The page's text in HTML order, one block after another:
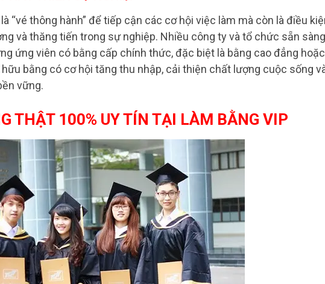
“vé thông hành” để tiếp cận các cơ hội việc làm mà còn là điều
và thăng tiến trong sự nghiệp. Nhiều công ty và tổ chức sẵn sàng
ứng viên có bằng cấp chính thức, đặc biệt là bằng cao đẳng hoặc
bằng có cơ hội tăng thu nhập, cải thiện chất lượng cuộc sống
vững.
THẬT 100% UY TÍN TẠI LÀM BẰNG VIP